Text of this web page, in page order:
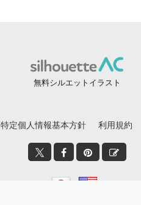
無料シルエットイラスト
特定個人情報基本方針 利用規約